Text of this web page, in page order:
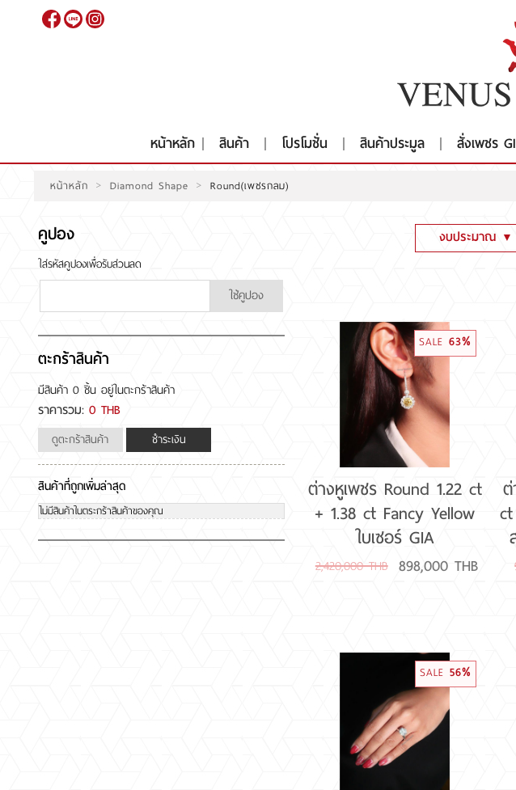
สินค้าประมูล
สั่งเพชร GIA นำเข้า
รีวิวลูกค้า
หน้าหลัก สินค้า โปรโมชั่น สินค้าประมูล สั่งเพชร
หน้าหลัก > Diamond Shape > Round(เพชรกลม)
คูปอง
ใส่รหัสคูปองเพื่อรับส่วนลด
ใช้คูปอง
ตะกร้าสินค้า
มีสินค้า 0 ชิ้น อยู่ในตะกร้าสินค้า
ราคารวม: 0 THB
ดูตะกร้าสินค้า ชำระเงิน
สินค้าที่ถูกเพิ่มล่าสุด
ไม่มีสินค้าในตระกร้าสินค้าของคุณ
งบประมาณ ▼
300,001 -
600,001 -
2,000,000 -
3,000,001 ขึ้นไป
SALE 63%
ต่างหูเพชร Round 1.22 ct
+ 1.38 ct Fancy Yellow
ใบเซอร์ GIA
2,420,000 THB 898,000 THB
SALE 56%